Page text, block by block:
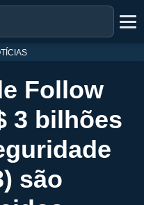
Follow
3 bilhões
são